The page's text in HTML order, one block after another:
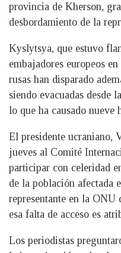
provincia de Kherson,
desbordamiento de la
Kyslytsya, que estuvo
embajadores europeos
rusas han disparado
siendo evacuadas desde
lo que ha causado nueve
El presidente ucraniano,
jueves al Comité
participar con celeridad
de la población afectada
representante en la ONU
esa falta de acceso es
Los periodistas